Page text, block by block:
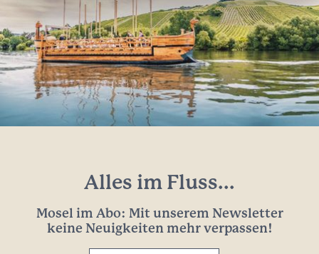
Alles im Fluss...
Mosel im Abo: Mit unserem Newsletter
keine Neuigkeiten mehr verpassen!